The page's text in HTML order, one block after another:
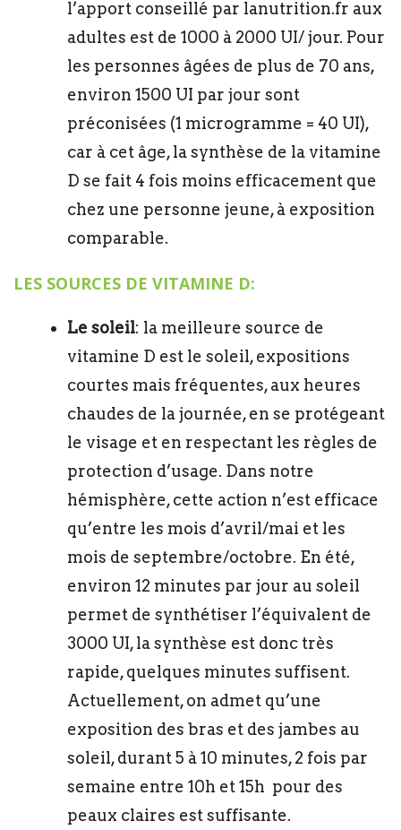
l’apport conseillé par lanutrition.fr aux
adultes est de 1000 à 2000 UI/ jour. Pour
les personnes âgées de plus de 70 ans,
environ 1500 UI par jour sont
préconisées (1 microgramme = 40 UI),
car à cet âge, la synthèse de la vitamine
D se fait 4 fois moins efficacement que
chez une personne jeune, à exposition
comparable.
LES SOURCES DE VITAMINE D:
Le soleil: la meilleure source de
vitamine D est le soleil, expositions
courtes mais fréquentes, aux heures
chaudes de la journée, en se protégeant
le visage et en respectant les règles de
protection d’usage. Dans notre
hémisphère, cette action n’est efficace
qu’entre les mois d’avril/mai et les
mois de septembre/octobre. En été,
environ 12 minutes par jour au soleil
permet de synthétiser l’équivalent de
3000 UI, la synthèse est donc très
rapide, quelques minutes suffisent.
Actuellement, on admet qu’une
exposition des bras et des jambes au
soleil, durant 5 à 10 minutes, 2 fois par
semaine entre 10h et 15h pour des
peaux claires est suffisante.